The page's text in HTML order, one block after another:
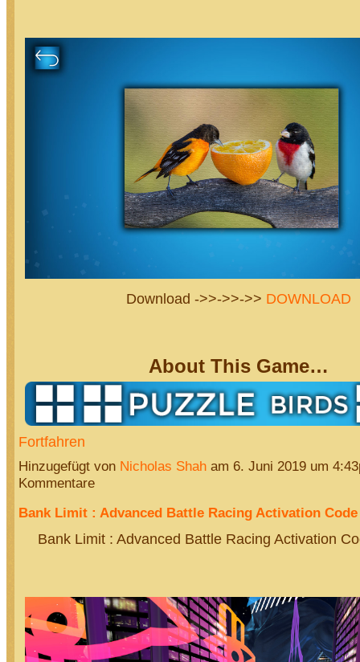
Download ->>->>->> DOWNLOAD
About This Game…
Fortfahren
Hinzugefügt von Nicholas Shaham 6. Juni 2019 um
Kommentare
Bank Limit : Advanced Battle Racing Activation
Bank Limit : Advanced Battle Racing Activation